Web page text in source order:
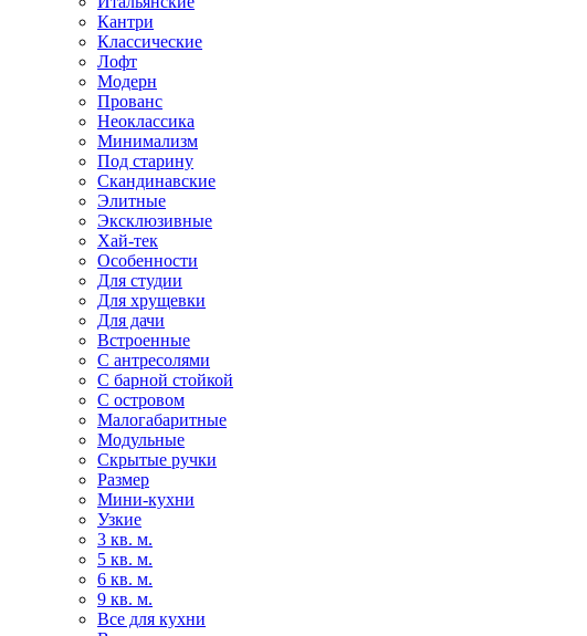
Кантри
Классические
Лофт
Модерн
Прованс
Неоклассика
Минимализм
Под старину
Скандинавские
Элитные
Эксклюзивные
Хай-тек
Особенности
Для студии
Для хрущевки
Для дачи
Встроенные
С антресолями
С барной стойкой
С островом
Малогабаритные
Модульные
Скрытые ручки
Размер
Мини-кухни
Узкие
3 кв. м.
5 кв. м.
6 кв. м.
9 кв. м.
Все для кухни